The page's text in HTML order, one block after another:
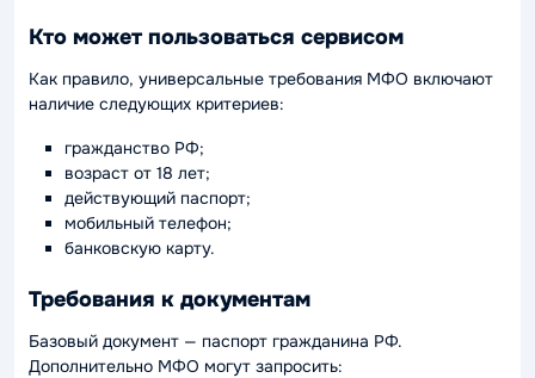
Кто может пользоваться сервисом
Как правило, универсальные требования МФО включают
наличие следующих критериев:
гражданство РФ;
возраст от 18 лет;
действующий паспорт;
мобильный телефон;
банковскую карту.
Требования к документам
Базовый документ — паспорт гражданина РФ.
Дополнительно МФО могут запросить: